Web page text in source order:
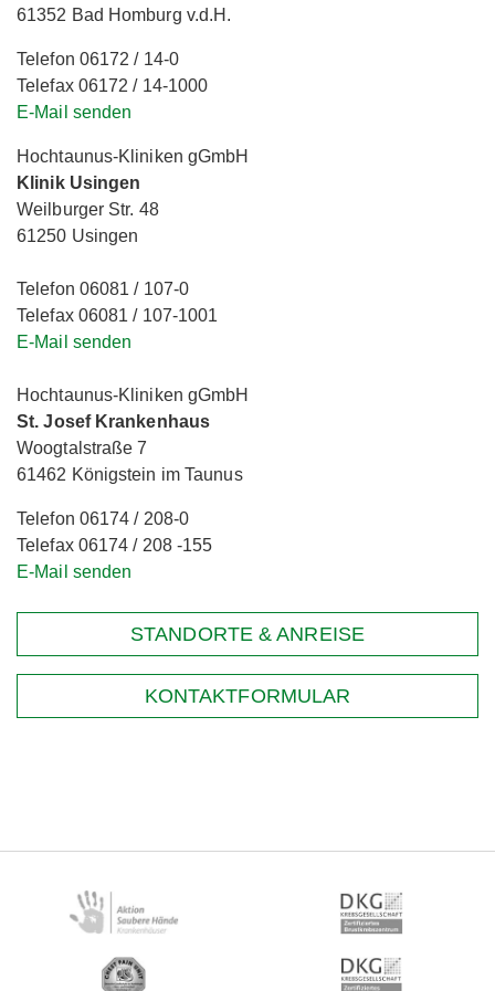
61352 Bad Homburg v.d.H.
Telefon 06172 / 14-0
Telefax 06172 / 14-1000
E-Mail senden
Hochtaunus-Kliniken gGmbH
Klinik Usingen
Weilburger Str. 48
61250 Usingen
Telefon 06081 / 107-0
Telefax 06081 / 107-1001
E-Mail senden
Hochtaunus-Kliniken gGmbH
St. Josef Krankenhaus
Woogtalstraße 7
61462 Königstein im Taunus
Telefon 06174 / 208-0
Telefax 06174 / 208 -155
E-Mail senden
STANDORTE & ANREISE
KONTAKTFORMULAR